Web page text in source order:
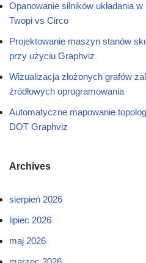
Opanowanie silników układania
Twopi vs Circo
Projektowanie maszyn stanów
przy użyciu Graphviz
Wizualizacja złożonych grafów
źródłowych oprogramowania
Automatyczne mapowanie
DOT Graphviz
Archives
sierpień 2026
lipiec 2026
maj 2026